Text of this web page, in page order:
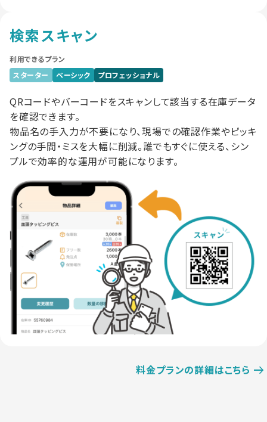
検索スキャン
利用できるプラン
スターター
ベーシック プロフェッショナル
QRコードやバーコードをスキャンして該当する在庫データ
を確認できます。
物品名の手入力が不要になり、現場での確認作業やピッキ
ングの手間・ミスを大幅に削減。誰でもすぐに使える、シン
プルで効率的な運用が可能になります。
料金プランの詳細はこちら